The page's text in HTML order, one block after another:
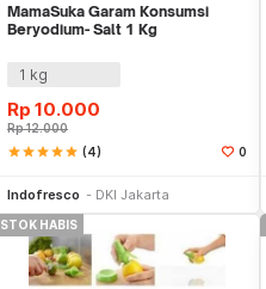
MamaSuka Garam Konsumsi
Beryodium- Salt 1 Kg
1 kg
Rp 10.000
Rp12.000
starstarstarstarstar (4) 0
Indofresco DKI Jakarta
STOK HABIS